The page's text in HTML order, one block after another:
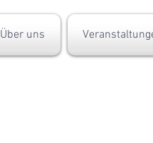
Über uns